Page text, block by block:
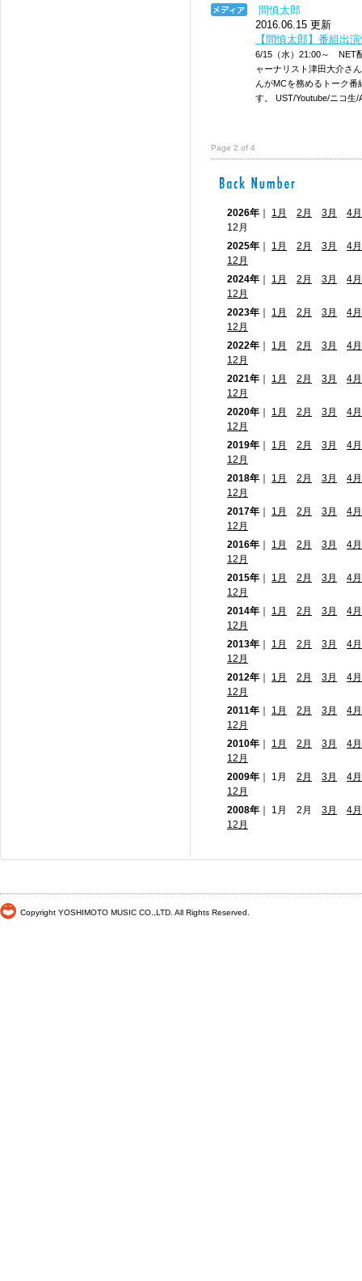
間慎太郎
2016.06.15 更新
【間慎太郎】番組出
6/15（水）21:00～ NET
ャーナリスト津田大介さ
んがMCを務めるトーク
す。 UST/Youtube/ニコ生
Page 2 of 4
2026年 1月 2月 3月
4月
12月
2025年
1月 2月 3月
4月
12月
2024年
1月 2月 3月
4月
12月
2023年
1月 2月 3月
4月
12月
2022年
1月 2月 3月
4月
12月
2021年
1月 2月 3月
4月
12月
2020年
1月 2月 3月
4月
12月
2019年
1月 2月 3月
4月
12月
2018年
1月 2月 3月
4月
12月
2017年
1月 2月 3月
4月
12月
2016年
1月 2月 3月
4月
12月
2015年
1月 2月 3月
4月
12月
2014年
1月 2月 3月
4月
12月
2013年
1月 2月 3月
4月
12月
2012年
1月 2月 3月
4月
12月
2011年
1月 2月 3月
4月
12月
2010年
1月 2月 3月
4月
12月
2009年 ｜ 1月 2月 3月
4月
12月
2008年 ｜ 1月 2月 3月
4月
12月
Copyright YOSHIMOTO MUSIC CO.,LTD. All Rights Reserved.